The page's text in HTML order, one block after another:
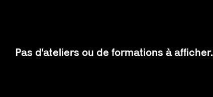
Pas d'ateliers ou de formations à afficher.